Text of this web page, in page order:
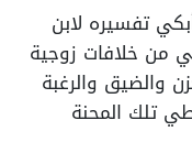
تفسيره لابن
من خلافات زوجية
والضيق والرغبة
تلك المحنة